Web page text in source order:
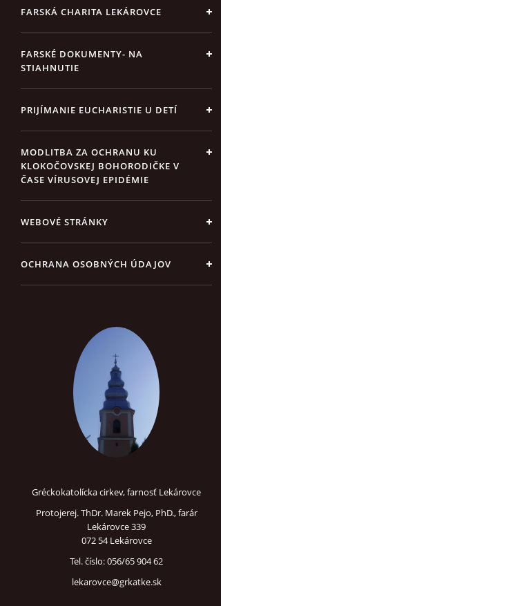
FARSKÁ CHARITA LEKÁROVCE
FARSKÉ DOKUMENTY- NA
STIAHNUTIE
PRIJÍMANIE EUCHARISTIE U DETÍ
MODLITBA ZA OCHRANU KU
KLOKOČOVSKEJ BOHORODIČKE V
ČASE VÍRUSOVEJ EPIDÉMIE
WEBOVÉ STRÁNKY
OCHRANA OSOBNÝCH ÚDAJOV
Gréckokatolícka cirkev, farnosť Lekárovce
Protojerej. ThDr. Marek Pejo, PhD., farár
Lekárovce 339
072 54 Lekárovce
Tel. číslo: 056/65 904 62
lekarovce@grkatke.sk